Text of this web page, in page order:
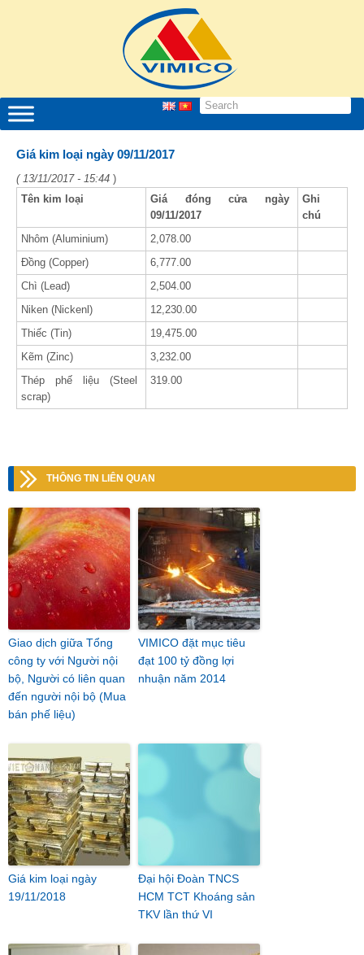
Giá kim loại ngày 09/11/2017
( 13/11/2017 - 15:44 )
Tên kim loại
Giá đóng cửa ngày
09/11/2017
Ghi
chú
Nhôm (Aluminium)
2,078.00
Đồng (Copper)
6,777.00
Chì (Lead)
2,504.00
Niken (Nickenl)
12,230.00
Thiếc (Tin)
19,475.00
Kẽm (Zinc)
3,232.00
Thép phế liệu (Steel
scrap)
319.00
THÔNG TIN LIÊN QUAN
Giao dịch giữa Tổng
công ty với Người nội
bộ, Người có liên quan
đến người nội bộ (Mua
bán phế liệu)
VIMICO đặt mục tiêu
đạt 100 tỷ đồng lợi
nhuận năm 2014
Giá kim loại ngày
19/11/2018
Đại hội Đoàn TNCS
HCM TCT Khoáng sản
TKV lần thứ VI